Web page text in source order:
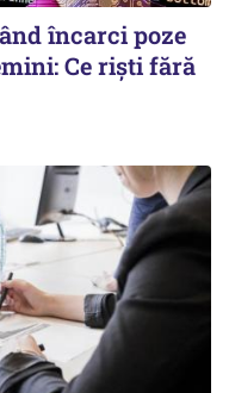
încarci poze
Ce riști fără